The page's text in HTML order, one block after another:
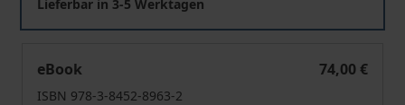
Lieferbar in 3-5 Werktagen
eBook
74,00 €
ISBN 978-3-8452-8963-2